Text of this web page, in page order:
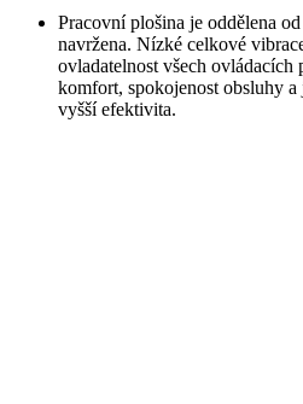
Pracovní plošina je oddělena
navržena. Nízké celkové
ovladatelnost všech
komfort, spokojenost obsluhy
vyšší efektivita.